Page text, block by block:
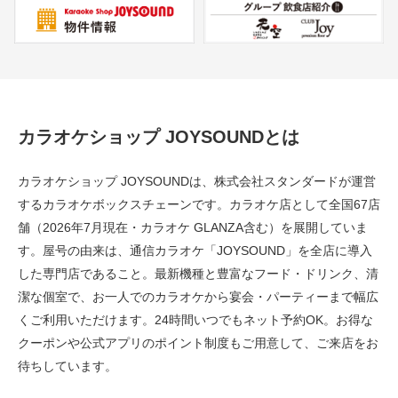
カラオケショップ JOYSOUNDとは
カラオケショップ JOYSOUNDは、株式会社スタンダードが運営
するカラオケボックスチェーンです。カラオケ店として全国67店
舗（2026年7月現在・カラオケ GLANZA含む）を展開していま
す。屋号の由来は、通信カラオケ「JOYSOUND」を全店に導入
した専門店であること。最新機種と豊富なフード・ドリンク、清
潔な個室で、お一人でのカラオケから宴会・パーティーまで幅広
くご利用いただけます。24時間いつでもネット予約OK。お得な
クーポンや公式アプリのポイント制度もご用意して、ご来店をお
待ちしています。